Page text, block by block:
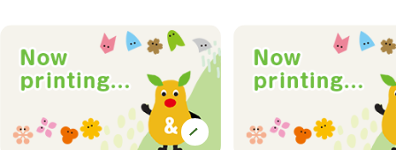
動物園その他 117
植物園 510
植物たち 407